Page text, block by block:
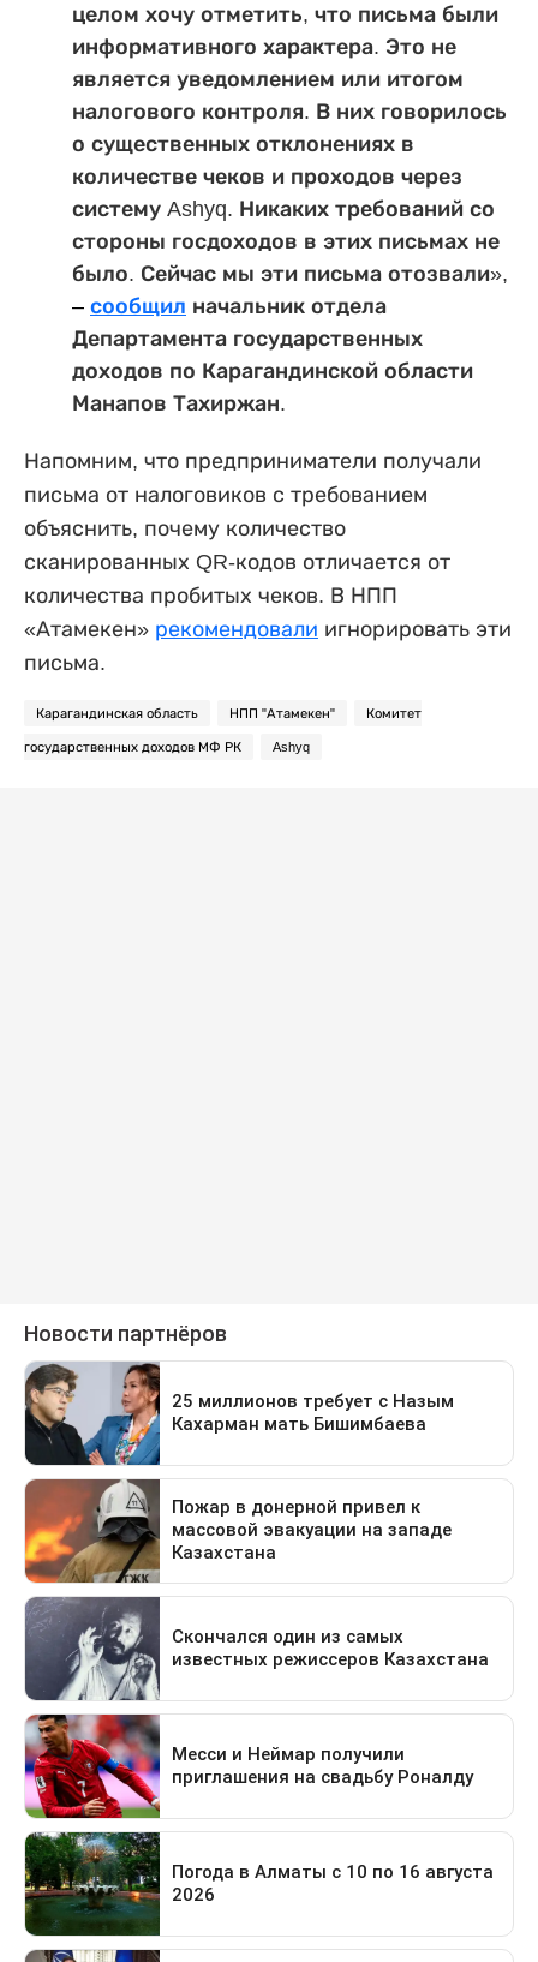
целом хочу отметить, что письма были
информативного характера. Это не
является уведомлением или итогом
налогового контроля. В них говорилось
о существенных отклонениях в
количестве чеков и проходов через
систему Ashyq. Никаких требований со
стороны госдоходов в этих письмах не
было. Сейчас мы эти письма отозвали»,
– сообщил начальник отдела
Департамента государственных
доходов по Карагандинской области
Манапов Тахиржан.
Напомним, что предприниматели получали
письма от налоговиков с требованием
объяснить, почему количество
сканированных QR-кодов отличается от
количества пробитых чеков. В НПП
«Атамекен» рекомендовали игнорировать эти
письма.
Карагандинская область НПП "Атамекен" Комитет
государственных доходов МФ РК Ashyq